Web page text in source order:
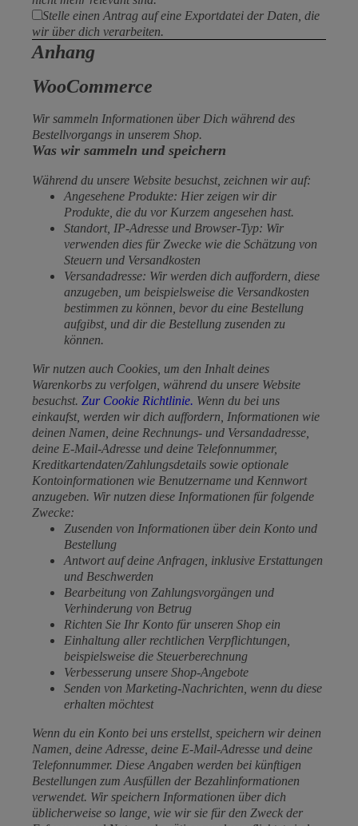
Stelle einen Antrag auf eine Exportdatei der Daten, die
wir über dich verarbeiten.
Anhang
WooCommerce
Wir sammeln Informationen über Dich während des
Bestellvorgangs in unserem Shop.
Was wir sammeln und speichern
Während du unsere Website besuchst, zeichnen wir auf:
Angesehene Produkte: Hier zeigen wir dir
Produkte, die du vor Kurzem angesehen hast.
Standort, IP-Adresse und Browser-Typ: Wir
verwenden dies für Zwecke wie die Schätzung von
Steuern und Versandkosten
Versandadresse: Wir werden dich auffordern, diese
anzugeben, um beispielsweise die Versandkosten
bestimmen zu können, bevor du eine Bestellung
aufgibst, und dir die Bestellung zusenden zu
können.
Wir nutzen auch Cookies, um den Inhalt deines
Warenkorbs zu verfolgen, während du unsere Website
besuchst. Zur Cookie Richtlinie. Wenn du bei uns
einkaufst, werden wir dich auffordern, Informationen wie
deinen Namen, deine Rechnungs- und Versandadresse,
deine E-Mail-Adresse und deine Telefonnummer,
Kreditkartendaten/Zahlungsdetails sowie optionale
Kontoinformationen wie Benutzername und Kennwort
anzugeben. Wir nutzen diese Informationen für folgende
Zwecke:
Zusenden von Informationen über dein Konto und
Bestellung
Antwort auf deine Anfragen, inklusive Erstattungen
und Beschwerden
Bearbeitung von Zahlungsvorgängen und
Verhinderung von Betrug
Richten Sie Ihr Konto für unseren Shop ein
Einhaltung aller rechtlichen Verpflichtungen,
beispielsweise die Steuerberechnung
Verbesserung unsere Shop-Angebote
Senden von Marketing-Nachrichten, wenn du diese
erhalten möchtest
Wenn du ein Konto bei uns erstellst, speichern wir deinen
Namen, deine Adresse, deine E-Mail-Adresse und deine
Telefonnummer. Diese Angaben werden bei künftigen
Bestellungen zum Ausfüllen der Bezahlinformationen
verwendet. Wir speichern Informationen über dich
üblicherweise so lange, wie wir sie für den Zweck der